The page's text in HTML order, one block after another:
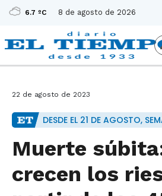
6.7 ºC 8 de agosto de 2026
22 de agosto de 2023
DESDE EL 21 DE AGOSTO,
Muerte
crecen los